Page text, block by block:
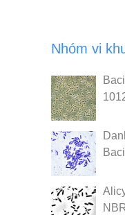
Nhóm vi